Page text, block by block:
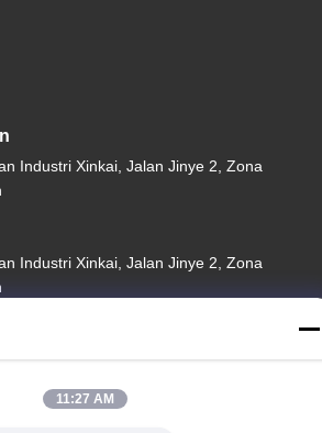
Industri Xinkai, Jalan Jinye 2, Zona
Industri Xinkai, Jalan Jinye 2, Zona
11:27 AM